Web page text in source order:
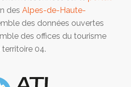
des Alpes-de-Haute-
des données ouvertes
des offices du tourisme
04.